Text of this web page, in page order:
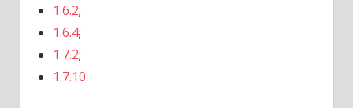
1.6.2;
1.6.4;
1.7.2;
1.7.10.